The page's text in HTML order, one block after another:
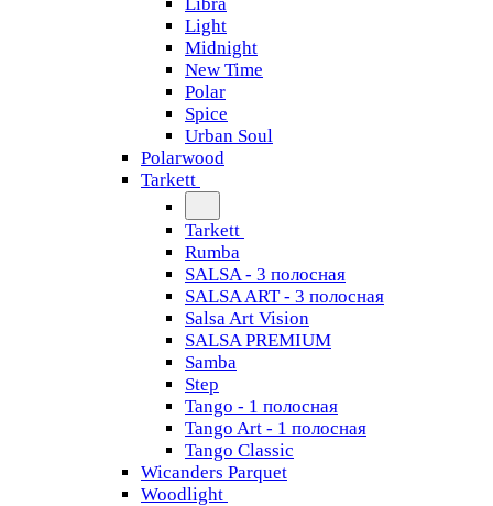
Light
Midnight
New Time
Polar
Spice
Urban Soul
Polarwood
Tarkett
Tarkett
Rumba
SALSA - 3 полосная
SALSA ART - 3 полосная
Salsa Art Vision
SALSA PREMIUM
Samba
Step
Tango - 1 полосная
Tango Art - 1 полосная
Tango Classiс
Wicanders Parquet
Woodlight